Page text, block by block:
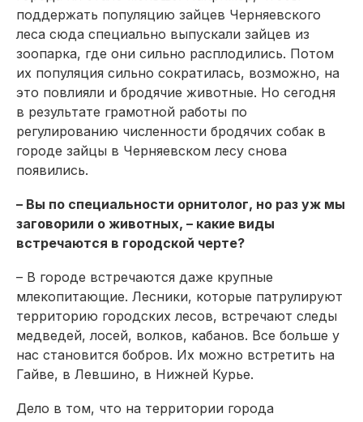
поддержать популяцию зай­цев Черняевского
леса сюда специально выпускали зайцев из
зоопарка, где они сильно расплодились. Потом
их популяция сильно сократилась, возможно, на
это повлияли и бродячие животные. Но сегодня
в результате грамотной работы по
регулированию численности бродячих собак в
городе зайцы в Черняевском лесу снова
появились.
– Вы по специальности орнитолог, но раз уж мы
заговорили о животных, – какие виды
встречаются в городской черте?
– В городе встречаются даже крупные
млекопитающие. Лесники, которые патрулируют
территорию городских лесов, встречают следы
медведей, лосей, волков, кабанов. Все больше у
нас становится бобров. Их можно встретить на
Гайве, в Левшино, в Нижней Курье.
Дело в том, что на территории города